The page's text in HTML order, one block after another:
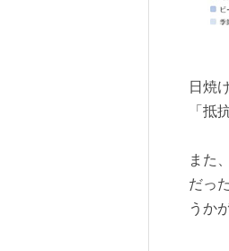
日焼
「抵
また
だっ
うか